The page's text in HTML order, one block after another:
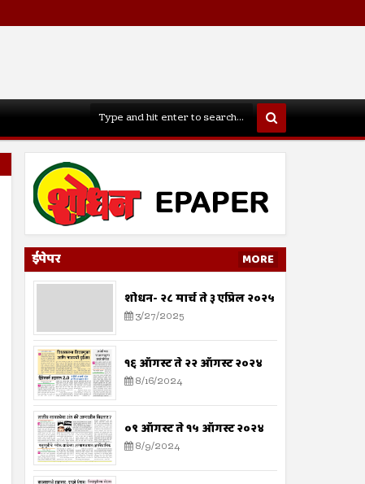
ईपेपर MORE
शोधन- २८ मार्च ते ३ एप्रिल २०२५
3/27/2025
१६ ऑगस्ट ते २२ ऑगस्ट २०२४
8/16/2024
०९ ऑगस्ट ते १५ ऑगस्ट २०२४
8/9/2024